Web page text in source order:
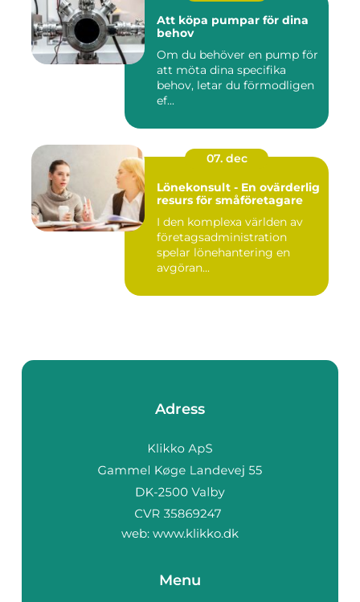
Att köpa pumpar för dina
behov
Om du behöver en pump för
att möta dina specifika
behov, letar du förmodligen
ef...
07. dec
Lönekonsult - En ovärderlig
resurs för småföretagare
I den komplexa världen av
företagsadministration
spelar lönehantering en
avgöran...
Adress
web: www.klikko.dk
Menu